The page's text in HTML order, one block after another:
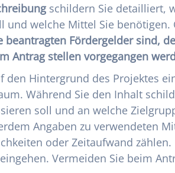
schildern Sie detailliert,
und welche Mittel Sie benötigen.
beantragten Fördergelder sind,
Antrag stellen vorgegangen
den Hintergrund des Projektes
Während Sie den Inhalt
soll und an welche
Angaben zu verwendeten
oder Zeitaufwand zählen.
Vermeiden Sie beim